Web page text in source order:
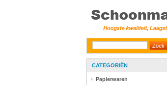
CATEGORIËN
Papierwaren